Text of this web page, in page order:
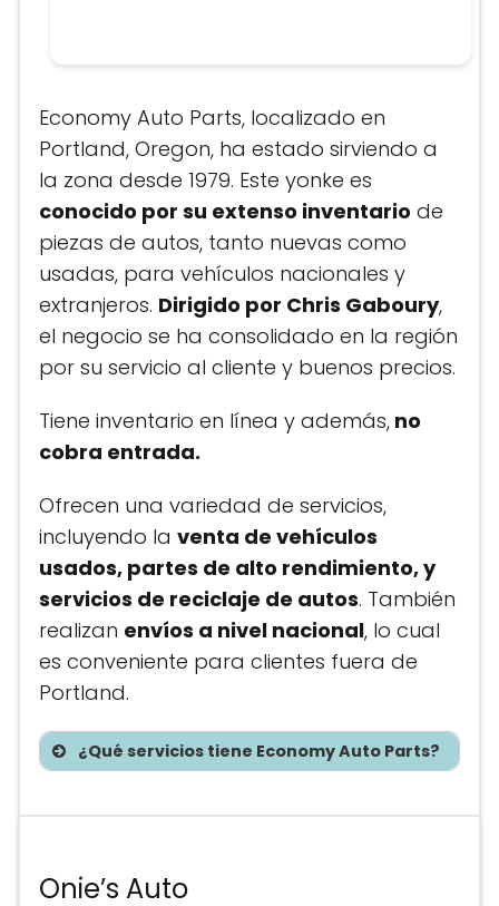
Economy Auto Parts, localizado en
Portland, Oregon, ha estado sirviendo a
la zona desde 1979. Este yonke es
conocido por su extenso inventario de
piezas de autos, tanto nuevas como
usadas, para vehículos nacionales y
extranjeros. Dirigido por Chris Gaboury,
el negocio se ha consolidado en la región
por su servicio al cliente y buenos precios.
Tiene inventario en línea y además, no
cobra entrada.
Ofrecen una variedad de servicios,
incluyendo la venta de vehículos
usados, partes de alto rendimiento, y
servicios de reciclaje de autos. También
realizan envíos a nivel nacional, lo cual
es conveniente para clientes fuera de
Portland.
¿Qué servicios tiene Economy Auto Parts?
Onie’s Auto